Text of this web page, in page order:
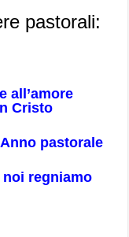
pastorali:
all’amore
Cristo
pastorale
noi regniamo